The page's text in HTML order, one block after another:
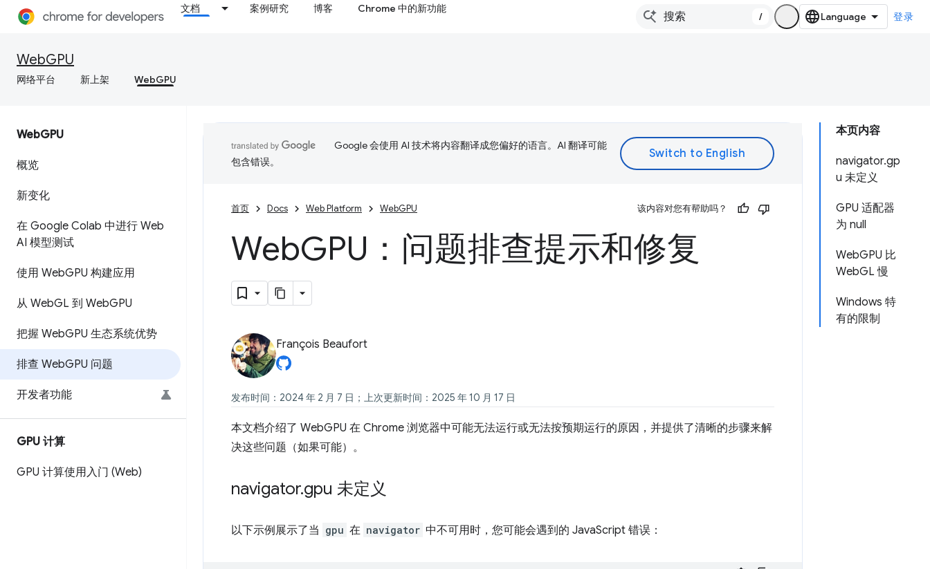
文档 案例研究 博客 Chrome 中的新功能
/ 登录
WebGPU
网络平台 新上架 WebGPU
WebGPU
概览
新变化
在 Google Colab 中进行 Web
AI 模型测试
使用 WebGPU 构建应用
从 WebGL 到 WebGPU
把握 WebGPU 生态系统优势
排查 WebGPU 问题
开发者功能
GPU 计算
GPU 计算使用入门 (Web)
本页内容
navigator.gp
u 未定义
GPU 适配器
为 null
WebGPU 比
WebGL 慢
Windows 特
有的限制
Google 会使用 AI 技术将内容翻译成您偏好的语言。AI 翻译可能
包含错误。
首页 Docs Web Platform WebGPU 该内容对您有帮助吗？
WebGPU：问题排查提示和修复
François Beaufort
发布时间：2024 年 2 月 7 日；上次更新时间：2025 年 10 月 17 日
本文档介绍了 WebGPU 在 Chrome 浏览器中可能无法运行或无法按预期运行的原因，并提供了清晰的步骤来解
决这些问题（如果可能）。
navigator.gpu 未定义
以下示例展示了当 gpu 在 navigator 中不可用时，您可能会遇到的 JavaScript 错误：